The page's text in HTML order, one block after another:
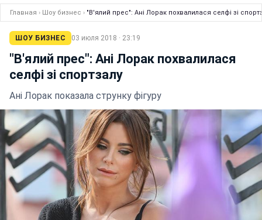
Главная › Шоу бизнес › "В'ялий прес": Ані Лорак похвалилася селфі зі
ШОУ БИЗНЕС 03 июля 2018 · 23:19
"В'ялий прес": Ані Лорак похвалилася
селфі зі спортзалу
Ані Лорак показала струнку фігуру